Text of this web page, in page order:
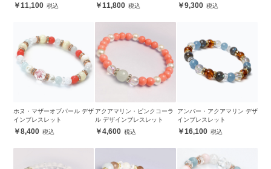
11,100 11,800 9,300
ホヌ・マザーオブパール デザ
インブレスレット
8,400
アクアマリン・ピンクコーラ
ル デザインブレスレット
4,600
アンバー・アクアマリン デザ
インブレスレット
16,100